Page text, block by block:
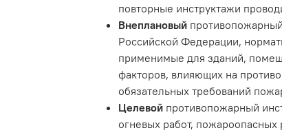
повторные инструктажи
Внеплановый
Российской Федерации,
применимые для зданий,
факторов, влияющих на
обязательных требований
Целевой противопожарный
огневых работ,